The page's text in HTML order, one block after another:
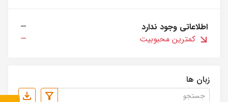
اطلاعاتی وجود ندارد
—
کمترین محبوبیت
—
زبان ها